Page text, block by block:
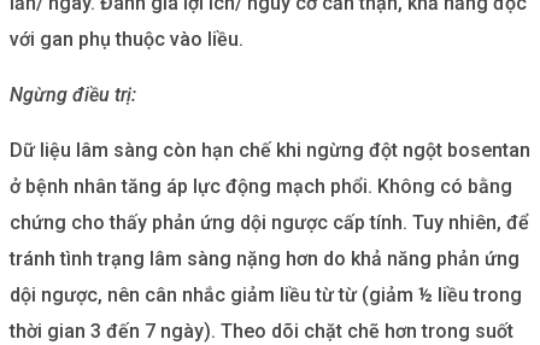
với gan phụ thuộc vào liều.
Ngừng điều trị:
Dữ liệu lâm sàng còn hạn chế khi ngừng đột ngột bosentan
ở bệnh nhân tăng áp lực động mạch phổi. Không có bằng
chứng cho thấy phản ứng dội ngược cấp tính. Tuy nhiên, để
tránh tình trạng lâm sàng nặng hơn do khả năng phản ứng
dội ngược, nên cân nhắc giảm liều từ từ (giảm ½ liều trong
thời gian 3 đến 7 ngày). Theo dõi chặt chẽ hơn trong suốt